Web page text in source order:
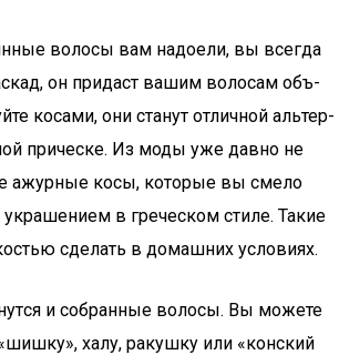
воло­сы вам надо­е­ли, вы все­гда
он при­даст вашим воло­сам объ­
коса­ми, они ста­нут отлич­ной аль­тер­
при­чес­ке. Из моды уже дав­но не
ажур­ные косы, кото­рые вы сме­ло
в гре­че­ском сти­ле. Такие
сде­лать в домаш­них условиях.
и собран­ные воло­сы. Вы може­те
халу, ракуш­ку или «кон­ский